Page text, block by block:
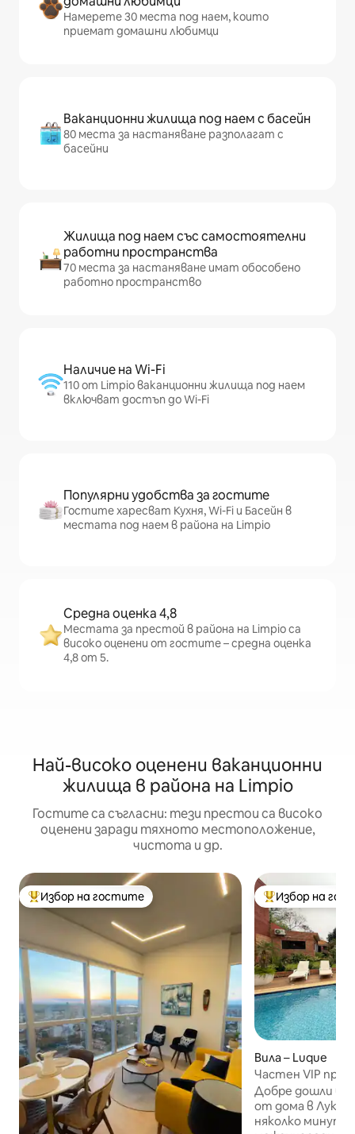
Намерете 30 места под наем, които
приемат домашни любимци
Ваканционни жилища под наем с басейн
80 места за настаняване разполагат с
басейни
Жилища под наем със самостоятелни
работни пространства
70 места за настаняване имат обособено
работно пространство
Наличие на Wi-Fi
110 от Limpio ваканционни жилища под наем
включват достъп до Wi-Fi
Популярни удобства за гостите
Гостите харесват Кухня, Wi-Fi и Басейн в
местата под наем в района на Limpio
Средна оценка 4,8
Местата за престой в района на Limpio са
високо оценени от гостите – средна оценка
4,8 от 5.
Най-високо оценени ваканционни
жилища в района на Limpio
Гостите са съгласни: тези престои са високо
оценени заради тяхното местоположение,
чистота и др.
Най-популярен избор на гостите
Избор на гостите Най-популярен
Избор на
Вила – Luque
Частен VIP
басейн със
Добре дошли
от дома в Луке/
няколко